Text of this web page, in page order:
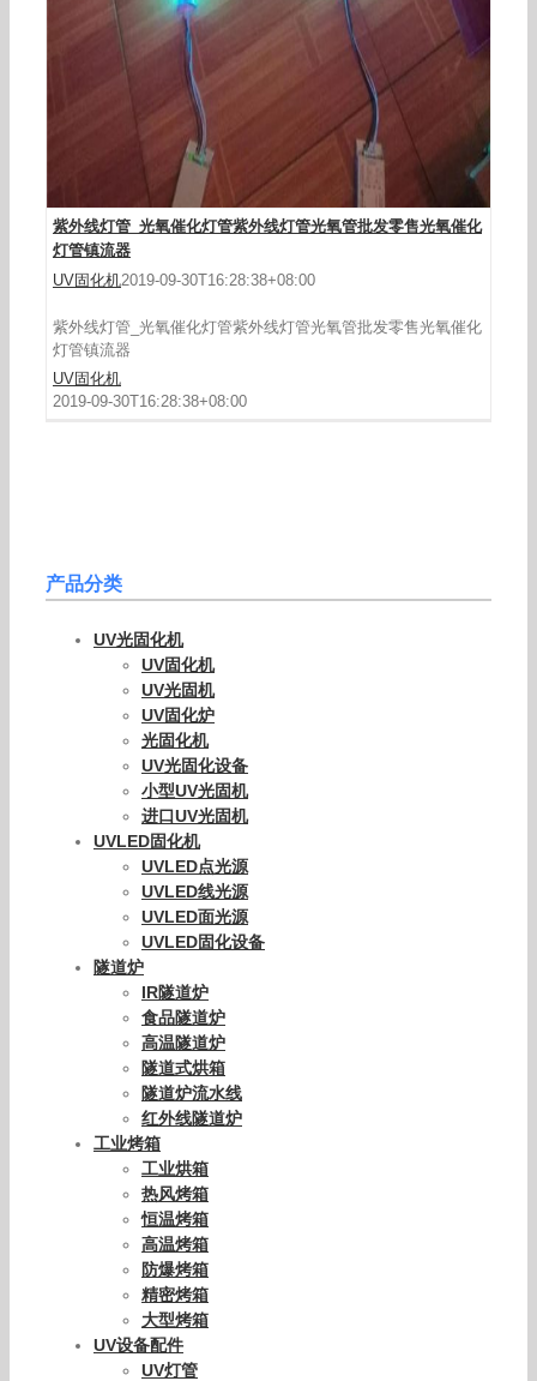
紫外线灯管_光氧催化灯管紫外线灯管光氧管批发零售光氧催化
灯管镇流器
UV固化机2019-09-30T16:28:38+08:00
紫外线灯管_光氧催化灯管紫外线灯管光氧管批发零售光氧催化
灯管镇流器
UV固化机
2019-09-30T16:28:38+08:00
产品分类
UV光固化机
UV固化机
UV光固机
UV固化炉
光固化机
UV光固化设备
小型UV光固机
进口UV光固机
UVLED固化机
UVLED点光源
UVLED线光源
UVLED面光源
UVLED固化设备
隧道炉
IR隧道炉
食品隧道炉
高温隧道炉
隧道式烘箱
隧道炉流水线
红外线隧道炉
工业烤箱
工业烘箱
热风烤箱
恒温烤箱
高温烤箱
防爆烤箱
精密烤箱
大型烤箱
UV设备配件
UV灯管